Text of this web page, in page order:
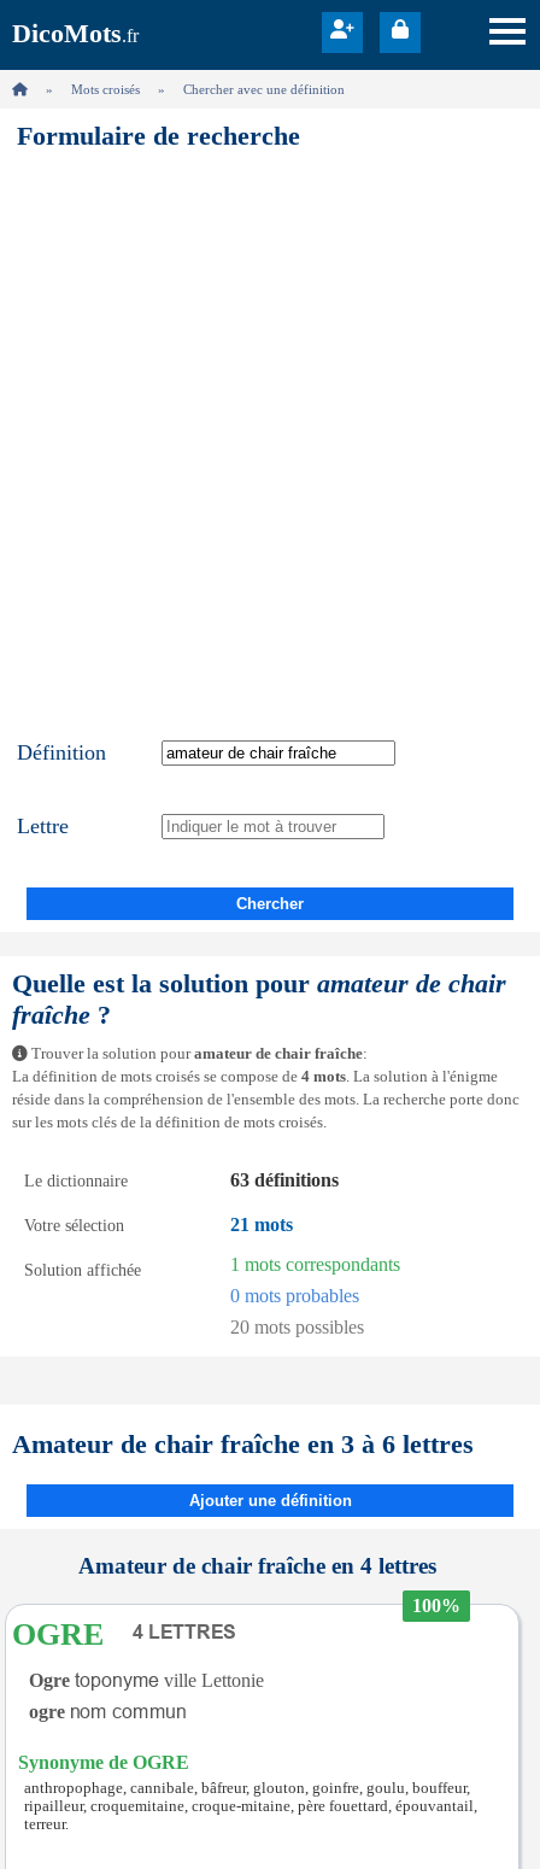
DicoMots.fr
Mots croisés Chercher avec une définition
Formulaire de recherche
Définition
Lettre
Chercher
Quelle est la solution pour amateur de chair
fraîche ?
Trouver la solution pouramateur de chair fraîche:
La définition de mots croisés se compose de 4 mots. La solution à l'énigme
réside dans la compréhension de l'ensemble des mots. La recherche porte donc
sur les mots clés de la définition de mots croisés.
Le dictionnaire 63 définitions
Votre sélection 21 mots
Solution affichée
1 mots correspondants
0 mots probables
20 mots possibles
Amateur de chair fraîche en 3 à 6 lettres
Ajouter une définition
Amateur de chair fraîche en 4 lettres
100%
OGRE
Ogre
ville Lettonie
ogre
Synonyme de OGRE
anthropophage, cannibale, bâfreur, glouton, goinfre, goulu, bouffeur,
ripailleur, croquemitaine, croque-mitaine, père fouettard, épouvantail,
terreur.